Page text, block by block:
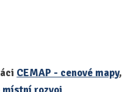
CEMAP - cenové mapy,